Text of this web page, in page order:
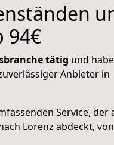
94€
tätig und
Anbieter in
Service, der
Lorenz abdeckt,